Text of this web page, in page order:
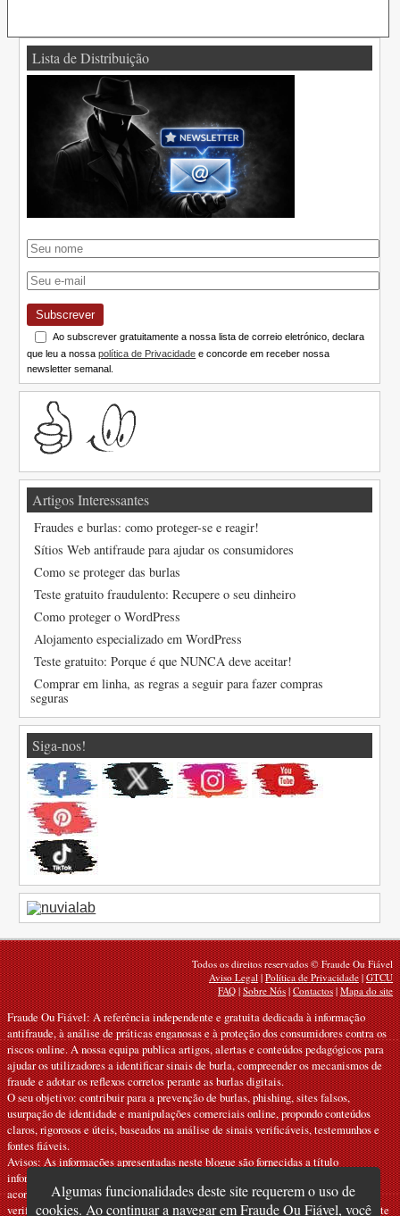
Algumas funcionalidades deste site requerem o uso de
cookies. Ao continuar a navegar em Fraude Ou Fiável, você
Lista de Distribuição
Subscrever
Ao subscrever gratuitamente a nossa lista de correio eletrónico, declara
que leu a nossapolítica de Privacidade e concorde em receber nossa
newsletter semanal.
Artigos Interessantes
Fraudes e burlas: como proteger-se e reagir!
Sítios Web antifraude para ajudar os consumidores
Como se proteger das burlas
Teste gratuito fraudulento: Recupere o seu dinheiro
Como proteger o WordPress
Alojamento especializado em WordPress
Teste gratuito: Porque é que NUNCA deve aceitar!
Comprar em linha, as regras a seguir para fazer compras
seguras
Siga-nos!
Todos os direitos reservados © Fraude Ou Fiável
Aviso Legal|Política de Privacidade|GTCU
FAQ|Sobre Nós|Contactos|Mapa do site
Fraude Ou Fiável: A referência independente e gratuita dedicada à informação
antifraude, à análise de práticas enganosas e à proteção dos consumidores contra os
riscos online. A nossa equipa publica artigos, alertas e conteúdos pedagógicos para
ajudar os utilizadores a identificar sinais de burla, compreender os mecanismos de
fraude e adotar os reflexos corretos perante as burlas digitais.
O seu objetivo: contribuir para a prevenção de burlas, phishing, sites falsos,
usurpação de identidade e manipulações comerciais online, propondo conteúdos
claros, rigorosos e úteis, baseados na análise de sinais verificáveis, testemunhos e
fontes fiáveis.
Avisos: As informações apresentadas neste blogue são fornecidas a título
informativo e preventivo. Não constituem recomendações oficiais nem
aconselhamento jurídico, financeiro ou técnico personalizado. Devem ser
verificadas junto dos organismos, serviços ou interlocutores competentes, consoante